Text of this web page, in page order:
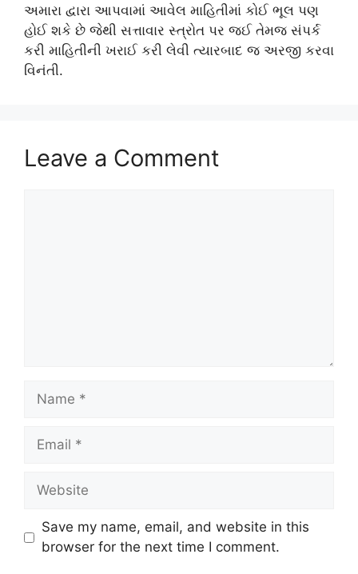
અમારા દ્વારા આપવામાં આવેલ માહિતીમાં કોઈ ભૂલ પણ
હોઈ શકે છે જેથી સત્તાવાર સ્ત્રોત પર જઈ તેમજ સંપર્ક
કરી માહિતીની ખરાઈ કરી લેવી ત્યારબાદ જ અરજી કરવા
વિનંતી.
Leave a Comment
Name
Email
Website
Save my name, email, and website in this
browser for the next time I comment.